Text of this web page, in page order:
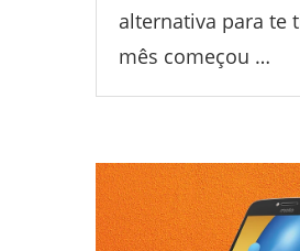
alternativa para te
mês começou …